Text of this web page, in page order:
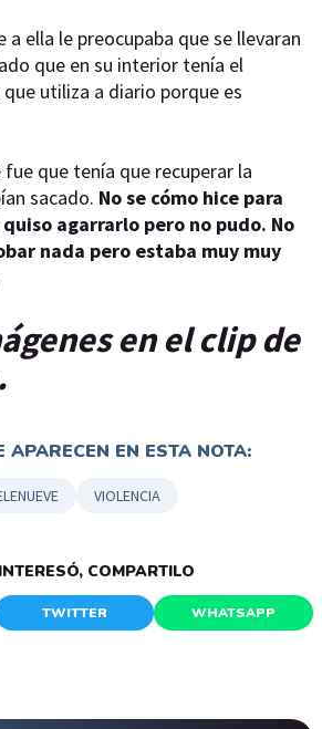
a ella le preocupaba que se llevaran
que en su interior tenía el
utiliza a diario porque es
que tenía que recuperar la
sacado. No se cómo hice para
agarrarlo pero no pudo. No
nada pero estaba muy muy
en el clip de
APARECEN EN ESTA NOTA:
VIOLENCIA
COMPARTILO
TWITTER WHATSAPP